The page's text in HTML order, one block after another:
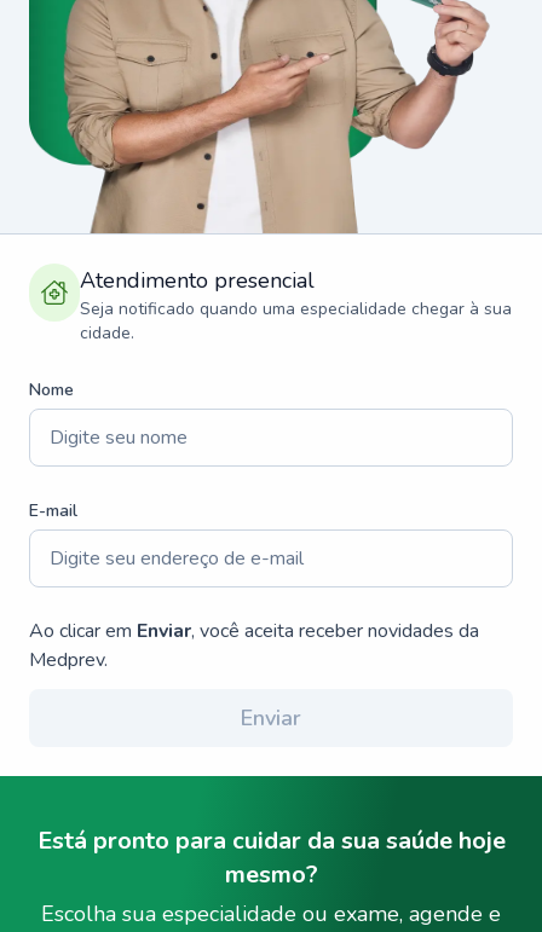
Atendimento presencial
Seja notificado quando uma especialidade chegar à sua
cidade.
Nome
E-mail
Ao clicar em Enviar, você aceita receber novidades da
Medprev.
Enviar
Está pronto para cuidar da sua saúde hoje
mesmo?
Escolha sua especialidade ou exame, agende e